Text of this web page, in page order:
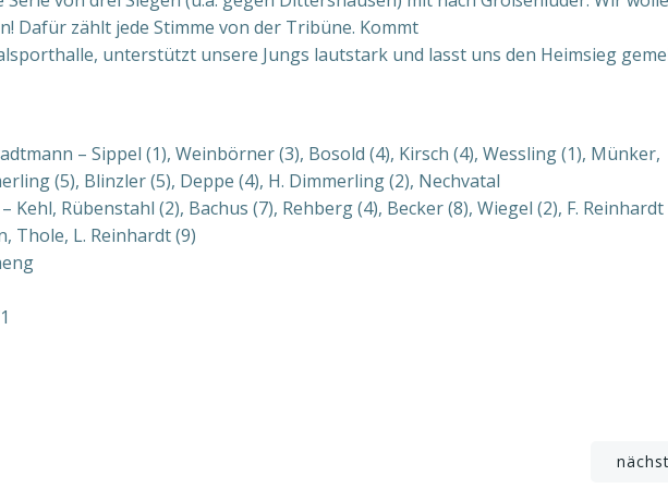
Dafür zählt jede Stimme von der Tribüne. Kommt
unterstützt unsere Jungs lautstark und lasst uns den Heimsieg
– Sippel (1), Weinbörner (3), Bosold (4), Kirsch (4), Wessling (1), Münker,
(5), Blinzler (5), Deppe (4), H. Dimmerling (2), Nechvatal
Kehl, Rübenstahl (2), Bachus (7), Rehberg (4), Becker (8), Wiegel (2), F. Reinhardt
Thole, L. Reinhardt (9)
Beitragsnavigation